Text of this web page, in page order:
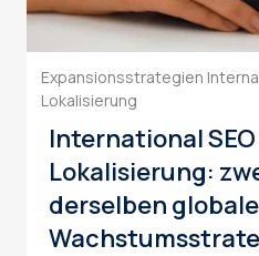
Expansionsstrategien
Lokalisierung
International
Lokalisierung:
derselben